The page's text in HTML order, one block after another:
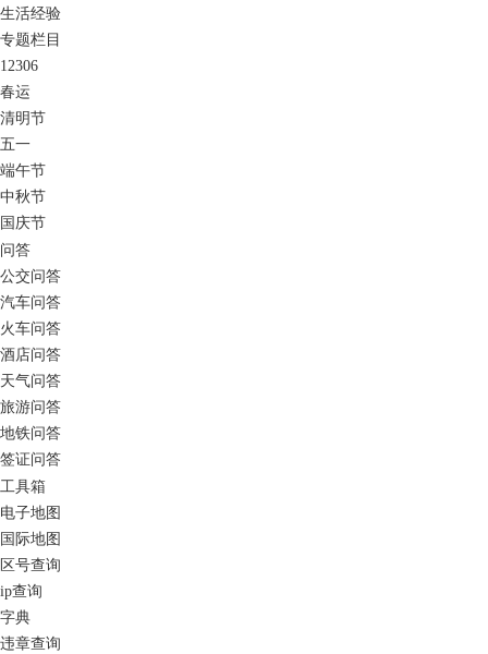
生活经验
专题栏目
12306
春运
清明节
五一
端午节
中秋节
国庆节
问答
公交问答
汽车问答
火车问答
酒店问答
天气问答
旅游问答
地铁问答
签证问答
工具箱
电子地图
国际地图
区号查询
ip查询
字典
违章查询